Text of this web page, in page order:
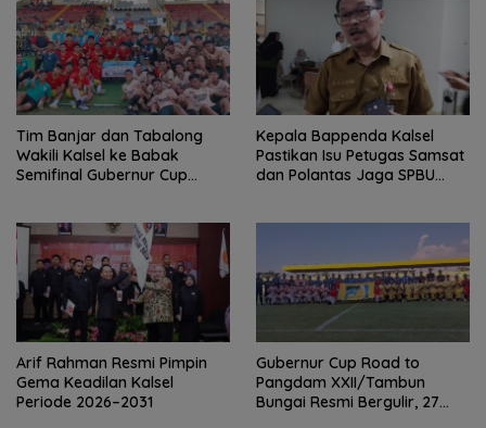
Tim Banjar dan Tabalong
Wakili Kalsel ke Babak
Semifinal Gubernur Cup
Kepala Bappenda Kalsel
Pastikan Isu Petugas Samsat
dan Polantas Jaga SPBU
Arif Rahman Resmi Pimpin
Gema Keadilan Kalsel
Periode 2026–2031
Gubernur Cup Road to
Pangdam XXII/Tambun
Bungai Resmi Bergulir, 27